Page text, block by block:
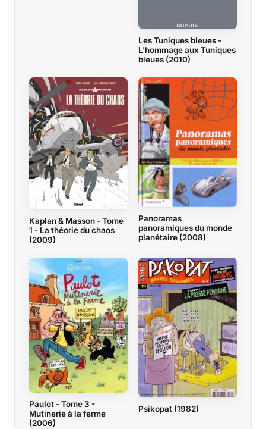
Les Tuniques bleues -
L'hommage aux Tuniques
bleues (2010)
Kaplan & Masson - Tome
1 - La théorie du chaos
(2009)
Panoramas
panoramiques du monde
planétaire (2008)
Paulot - Tome 3 -
Mutinerie à la ferme
(2006)
Psikopat (1982)